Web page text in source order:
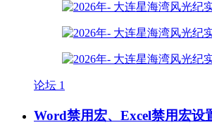
论坛 1
Word禁用宏、Excel禁用宏设